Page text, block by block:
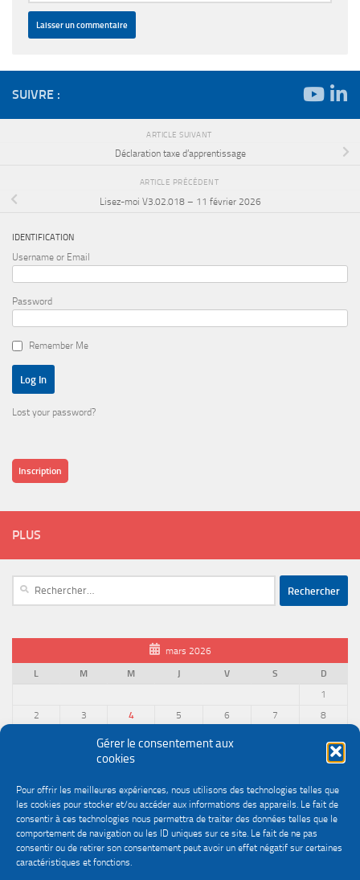
Gérer le consentement aux
cookies
Pour offrir les meilleures expériences, nous utilisons des technologies telles que
les cookies pour stocker et/ou accéder aux informations des appareils. Le fait de
consentir à ces technologies nous permettra de traiter des données telles que le
comportement de navigation ou les ID uniques sur ce site. Le fait de ne pas
consentir ou de retirer son consentement peut avoir un effet négatif sur certaines
caractéristiques et fonctions.
SUIVRE :
ARTICLE SUIVANT
Déclaration taxe d’apprentissage
ARTICLE PRÉCÉDENT
Lisez-moi V3.02.018 – 11 février 2026
IDENTIFICATION
Username or Email
Password
Remember Me
Lost your password?
Inscription
PLUS
mars 2026
L
M M J V S
D
1
2
3 4 5 6 7
8
11
18
22
« Fév
Avr »